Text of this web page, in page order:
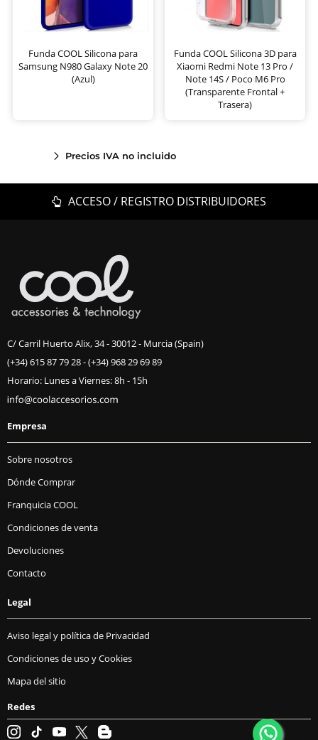
Funda COOL Silicona para
Samsung N980 Galaxy Note 20
(Azul)
Funda COOL Silicona 3D para
Xiaomi Redmi Note 13 Pro /
Note 14S / Poco M6 Pro
(Transparente Frontal +
Trasera)
Precios IVA no incluido
ACCESO / REGISTRO DISTRIBUIDORES
C/ Carril Huerto Alix, 34 - 30012 - Murcia (Spain)
(+34) 615 87 79 28-(+34) 968 29 69 89
Horario: Lunes a Viernes: 8h - 15h
Empresa
Sobre nosotros
Dónde Comprar
Franquicia COOL
Condiciones de venta
Devoluciones
Contacto
Legal
Aviso legal y política de Privacidad
Condiciones de uso y Cookies
Mapa del sitio
Redes